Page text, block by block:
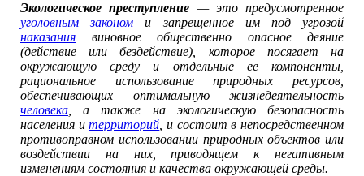
Экологическое преступление — это предусмотренное
уголовным законом и запрещенное им под угрозой
наказания виновное общественно опасное деяние
(действие или бездействие), которое посягает на
окружающую среду и отдельные ее компоненты,
рациональное использование природных ресурсов,
обеспечивающих оптимальную жизнедеятельность
человека , а также на экологическую безопасность
населения итерриторий , и состоит в непосредственном
противоправном использовании природных объектов или
воздействии на них, приводящем к негативным
изменениям состояния и качества окружающей среды.